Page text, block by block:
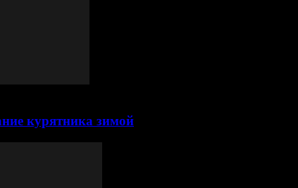
курятника зимой